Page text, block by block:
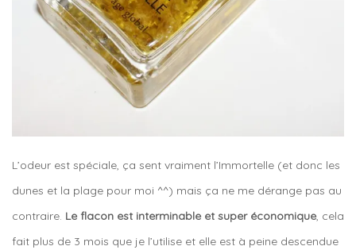
L’odeur est spéciale, ça sent vraiment l’Immortelle (et donc les
dunes et la plage pour moi ^^) mais ça ne me dérange pas au
contraire. Le flacon est interminable et super économique, cela
fait plus de 3 mois que je l’utilise et elle est à peine descendue